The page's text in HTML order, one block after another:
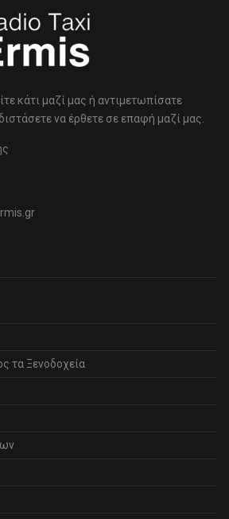
κάτι μαζί μας ή αντιμετωπίσατε
να έρθετε σε επαφή μαζί μας.
τα Ξενοδοχεία